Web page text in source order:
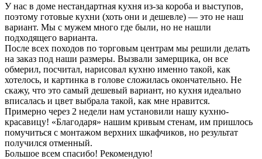
У нас в доме нестандартная кухня из-за короба и выступов,
поэтому готовые кухни (хоть они и дешевле) — это не наш
вариант. Мы с мужем много где были, но не нашли
подходящего варианта.
После всех походов по торговым центрам мы решили делать
на заказ под наши размеры. Вызвали замерщика, он все
обмерил, посчитал, нарисовал кухню именно такой, как
хотелось, и картинка в голове сложилась окончательно. Не
скажу, что это самый дешевый вариант, но кухня идеально
вписалась и цвет выбрала такой, как мне нравится.
Примерно через 2 недели нам установили нашу кухню-
красавицу! «Благодаря» нашим кривым стенам, им пришлось
помучиться с монтажом верхних шкафчиков, но результат
получился отменный.
Большое всем спасибо! Рекомендую!